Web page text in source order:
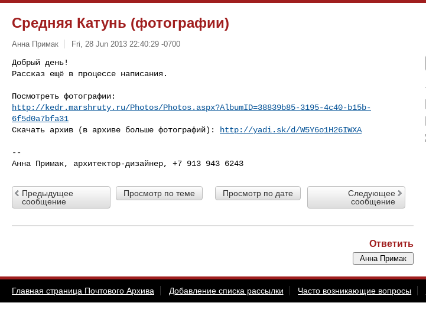
Средняя Катунь (фотографии)
Анна Примак Fri, 28 Jun 2013 22:40:29 -0700
Добрый день!
Рассказ ещё в процессе написания.
http://kedr.marshruty.ru/Photos/Photos.aspx?AlbumID=38839b85-3195-4c40-b15b-
6f5d0a7bfa31
Скачать архив (в архиве больше фотографий):
http://yadi.sk/d/W5Y6o1H26IWXA
--
Предыдущее
сообщение
Просмотр по теме Просмотр по дате
Следующее
сообщение
Ответить
Главная страница Почтового Архива Добавление списка рассылки Часто возникающие вопросы